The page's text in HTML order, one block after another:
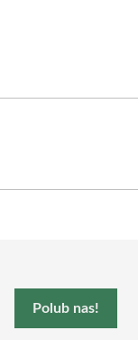
Polub nas!